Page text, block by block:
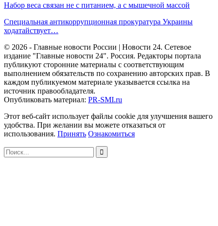
Набор веса связан не с питанием, а с мышечной массой
Специальная антикоррупционная прокуратура Украины
ходатайствует…
© 2026 - Главные новости России | Новости 24. Сетевое
издание "Главные новости 24". Россия. Редакторы портала
публикуют сторонние материалы с соответствующим
выполнением обязательств по сохранению авторских прав. В
каждом публикуемом материале указывается ссылка на
источник правообладателя.
Опубликовать материал: PR-SMI.ru
Этот веб-сайт использует файлы cookie для улучшения вашего
удобства. При желании вы можете отказаться от
использования. Принять Ознакомиться